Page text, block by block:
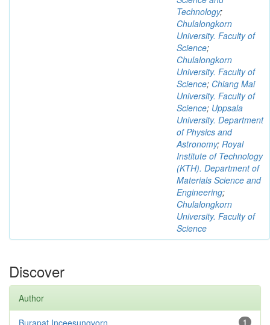
Technology;
Chulalongkorn
University. Faculty of
Science;
Chulalongkorn
University. Faculty of
Science; Chiang Mai
University. Faculty of
Science; Uppsala
University. Department
of Physics and
Astronomy; Royal
Institute of Technology
(KTH). Department of
Materials Science and
Engineering;
Chulalongkorn
University. Faculty of
Science
Discover
Author
1
Burapat Inceesungvorn